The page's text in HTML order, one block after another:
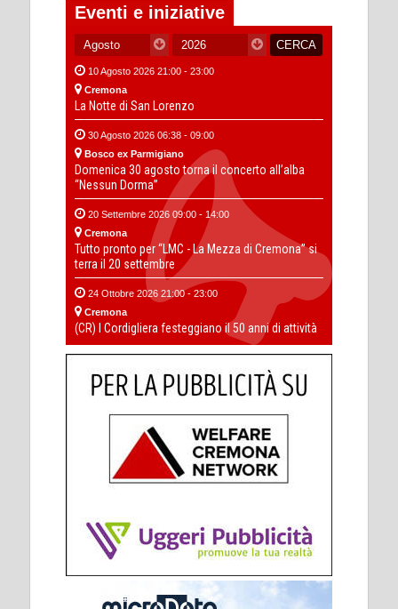
Eventi e iniziative
10 Agosto 2026 21:00 - 23:00
Cremona
La Notte di San Lorenzo
30 Agosto 2026 06:38 - 09:00
Bosco ex Parmigiano
Domenica 30 agosto torna il concerto all’alba
“Nessun Dorma”
20 Settembre 2026 09:00 - 14:00
Cremona
Tutto pronto per “LMC - La Mezza di Cremona” si
terra il 20 settembre
24 Ottobre 2026 21:00 - 23:00
Cremona
(CR) I Cordigliera festeggiano il 50 anni di attività